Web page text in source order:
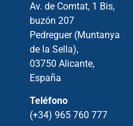
Av. de Comtat, 1 Bis,
buzón 207
Pedreguer (Muntanya
de la Sella),
03750 Alicante,
España
Teléfono
(+34) 965 760 777